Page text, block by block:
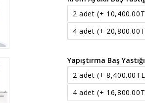
2 adet (+
4 adet (+
Yapıştırma Baş Yastığı
2 adet (+
4 adet (+